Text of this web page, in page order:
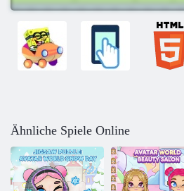
Ähnliche Spiele Online